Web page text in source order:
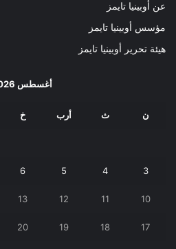
عن أوبينيا تايمز
مؤسس أوبينيا تايمز
هيئة تحرير أوبينيا تايمز
أغسطس 2026
ن ث أرب خ
3
4
5
6
10
11
12
13
17
18
19
20